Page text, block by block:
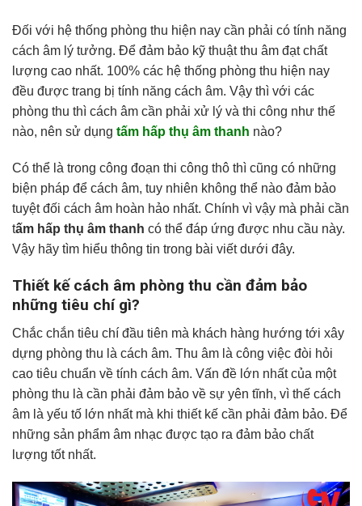
Đối với hệ thống phòng thu hiện nay cần phải có tính năng
cách âm lý tưởng. Để đảm bảo kỹ thuật thu âm đạt chất
lượng cao nhất. 100% các hệ thống phòng thu hiện nay
đều được trang bị tính năng cách âm. Vậy thì với các
phòng thu thì cách âm cần phải xử lý và thi công như thế
nào, nên sử dụng tấm hấp thụ âm thanh nào?
Có thể là trong công đoạn thi công thô thì cũng có những
biện pháp để cách âm, tuy nhiên không thể nào đảm bảo
tuyệt đối cách âm hoàn hảo nhất. Chính vì vậy mà phải cần
tấm hấp thụ âm thanh có thể đáp ứng được nhu cầu này.
Vậy hãy tìm hiểu thông tin trong bài viết dưới đây.
Thiết kế cách âm phòng thu cần đảm bảo
những tiêu chí gì?
Chắc chắn tiêu chí đầu tiên mà khách hàng hướng tới xây
dựng phòng thu là cách âm. Thu âm là công việc đòi hỏi
cao tiêu chuẩn về tính cách âm. Vấn đề lớn nhất của một
phòng thu là cần phải đảm bảo về sự yên tĩnh, vì thế cách
âm là yếu tố lớn nhất mà khi thiết kế cần phải đảm bảo. Để
những sản phẩm âm nhạc được tạo ra đảm bảo chất
lượng tốt nhất.